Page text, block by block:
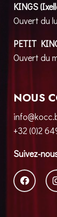
KINGS
Ouvert du
PETIT
Ouvert du
NOUS
+32 (0)2
Suivez-